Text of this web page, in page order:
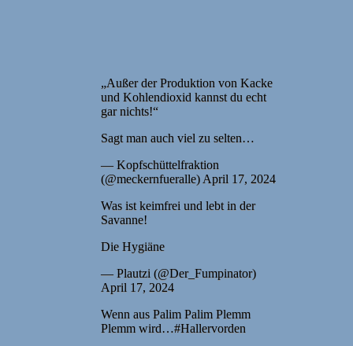
„Außer der Produktion von Kacke
und Kohlendioxid kannst du echt
gar nichts!“
Sagt man auch viel zu selten…
— Kopfschüttelfraktion
(@meckernfueralle) April 17, 2024
Was ist keimfrei und lebt in der
Savanne!
Die Hygiäne
— Plautzi (@Der_Fumpinator)
April 17, 2024
Wenn aus Palim Palim Plemm
Plemm wird…#Hallervorden